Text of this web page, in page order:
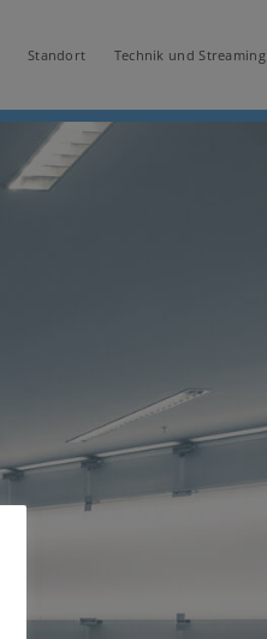
Standort Technik und Streaming